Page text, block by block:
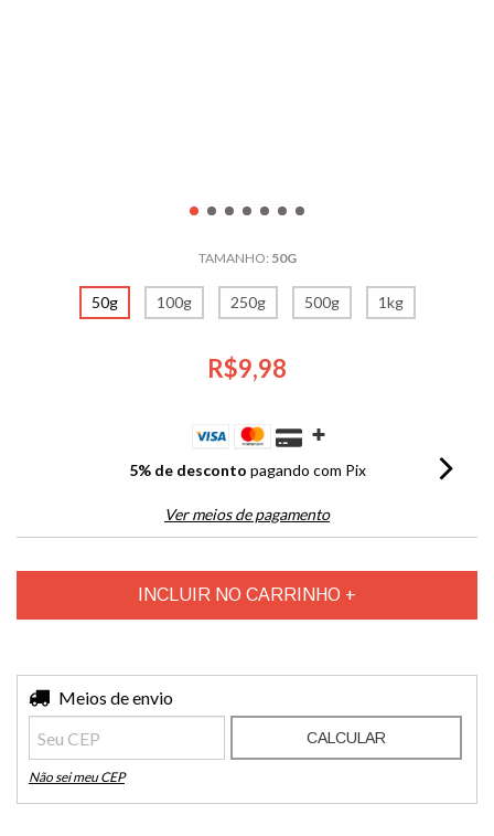
TAMANHO: 50G
50g 100g 250g 500g 1kg
R$9,98
5% de desconto pagando com Pix
Ver meios de pagamento
Entregas para o CEP:
Meios de envio
CALCULAR
Não sei meu CEP